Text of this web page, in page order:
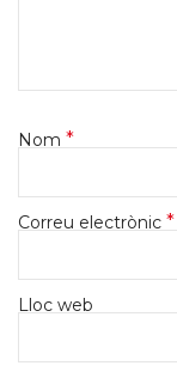
Nom *
Correu electrònic *
Lloc web